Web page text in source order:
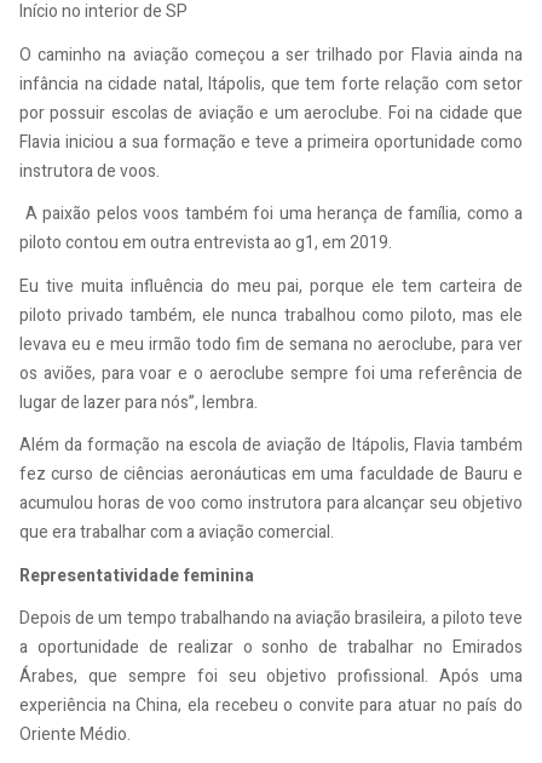
Início no interior de SP
O caminho na aviação começou a ser trilhado por Flavia ainda na
infância na cidade natal, Itápolis, que tem forte relação com setor
por possuir escolas de aviação e um aeroclube. Foi na cidade que
Flavia iniciou a sua formação e teve a primeira oportunidade como
instrutora de voos.
A paixão pelos voos também foi uma herança de família, como a
piloto contou em outra entrevista ao g1, em 2019.
Eu tive muita influência do meu pai, porque ele tem carteira de
piloto privado também, ele nunca trabalhou como piloto, mas ele
levava eu e meu irmão todo fim de semana no aeroclube, para ver
os aviões, para voar e o aeroclube sempre foi uma referência de
lugar de lazer para nós”, lembra.
Além da formação na escola de aviação de Itápolis, Flavia também
fez curso de ciências aeronáuticas em uma faculdade de Bauru e
acumulou horas de voo como instrutora para alcançar seu objetivo
que era trabalhar com a aviação comercial.
Representatividade feminina
Depois de um tempo trabalhando na aviação brasileira, a piloto teve
a oportunidade de realizar o sonho de trabalhar no Emirados
Árabes, que sempre foi seu objetivo profissional. Após uma
experiência na China, ela recebeu o convite para atuar no país do
Oriente Médio.